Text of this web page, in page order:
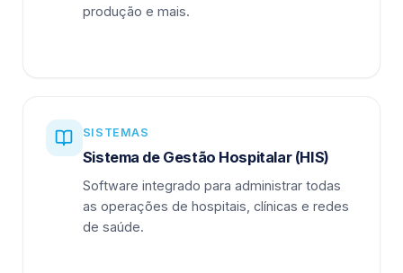
produção e mais.
SISTEMAS
Sistema de Gestão Hospitalar (HIS)
Software integrado para administrar todas
as operações de hospitais, clínicas e redes
de saúde.